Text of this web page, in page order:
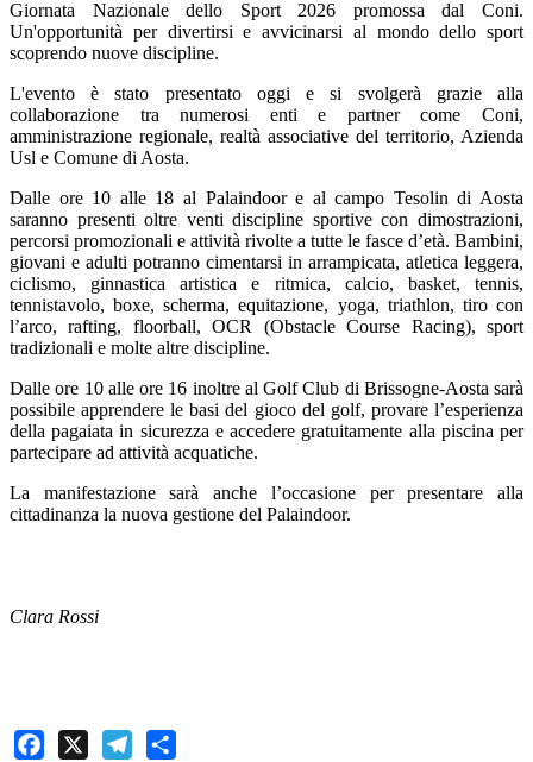
Giornata Nazionale dello Sport 2026 promossa dal Coni.
Un'opportunità per divertirsi e avvicinarsi al mondo dello sport
scoprendo nuove discipline.
L'evento è stato presentato oggi e si svolgerà grazie alla
collaborazione tra numerosi enti e partner come Coni,
amministrazione regionale, realtà associative del territorio, Azienda
Usl e Comune di Aosta.
Dalle ore 10 alle 18 al Palaindoor e al campo Tesolin di Aosta
saranno presenti oltre venti discipline sportive con dimostrazioni,
percorsi promozionali e attività rivolte a tutte le fasce d’età. Bambini,
giovani e adulti potranno cimentarsi in arrampicata, atletica leggera,
ciclismo, ginnastica artistica e ritmica, calcio, basket, tennis,
tennistavolo, boxe, scherma, equitazione, yoga, triathlon, tiro con
l’arco, rafting, floorball, OCR (Obstacle Course Racing), sport
tradizionali e molte altre discipline.
Dalle ore 10 alle ore 16 inoltre al Golf Club di Brissogne-Aosta sarà
possibile apprendere le basi del gioco del golf, provare l’esperienza
della pagaiata in sicurezza e accedere gratuitamente alla piscina per
partecipare ad attività acquatiche.
La manifestazione sarà anche l’occasione per presentare alla
cittadinanza la nuova gestione del Palaindoor.
Clara Rossi